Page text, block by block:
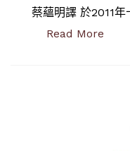
蔡蘊明譯 於2011
Read More